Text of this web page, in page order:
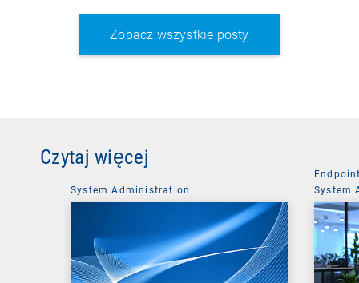
Zobacz wszystkie posty
Czytaj więcej
System Administration
System